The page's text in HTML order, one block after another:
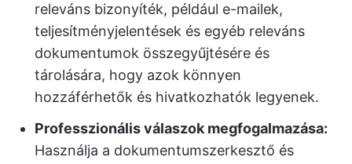
releváns bizonyíték, például e-mailek,
teljesítményjelentések és egyéb releváns
dokumentumok összegyűjtésére és
tárolására, hogy azok könnyen
hozzáférhetők és hivatkozhatók legyenek.
Professzionális válaszok megfogalmazása:
Használja a dokumentumszerkesztő és